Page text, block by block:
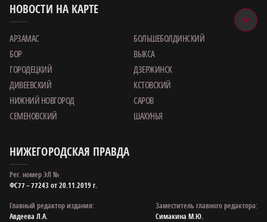
НОВОСТИ НА КАРТЕ
АРЗАМАС
БОЛЬШЕБОЛДИНСКИЙ
БОР
ВЫКСА
ГОРОДЕЦКИЙ
ДЗЕРЖИНСК
ДИВЕЕВСКИЙ
КСТОВСКИЙ
НИЖНИЙ НОВГОРОД
САРОВ
СЕМЕНОВСКИЙ
ШАХУНЬЯ
НИЖЕГОРОДСКАЯ ПРАВДА
Рег. номер ЭЛ №
ФС77 – 77243 от 20.11.2019 г.
Главный редактор издания:
Авдеева Л.А.
Заместитель главного редактора:
Симакина М.Ю.